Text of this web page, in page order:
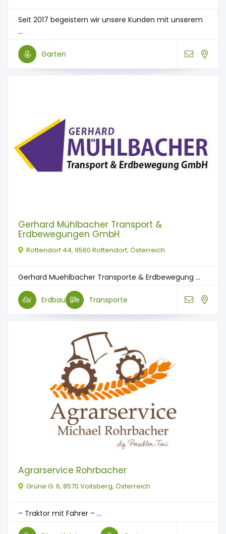
Seit 2017 begeistern wir unsere Kunden mit unserem
...
Garten
Gerhard Mühlbacher Transport &
Erdbewegungen GmbH
Rottendorf 44, 9560 Rottendorf, Österreich
Gerhard Muehlbacher Transporte & Erdbewegung ...
Erdbau Transporte
Agrarservice Rohrbacher
Grüne G. 6, 8570 Voitsberg, Österreich
– Traktor mit Fahrer – ...